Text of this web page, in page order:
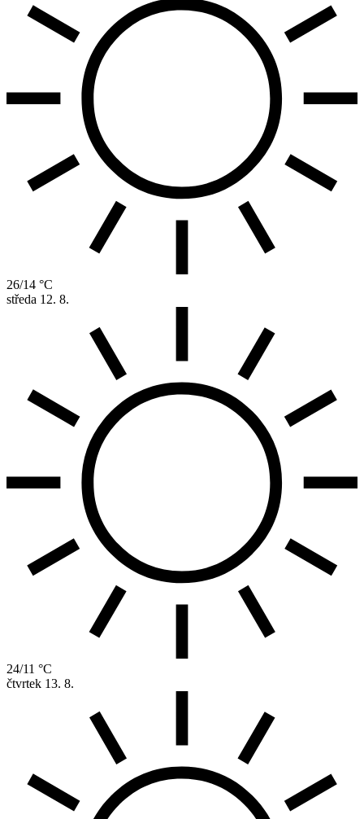
26/14 °C
středa 12. 8.
24/11 °C
čtvrtek 13. 8.